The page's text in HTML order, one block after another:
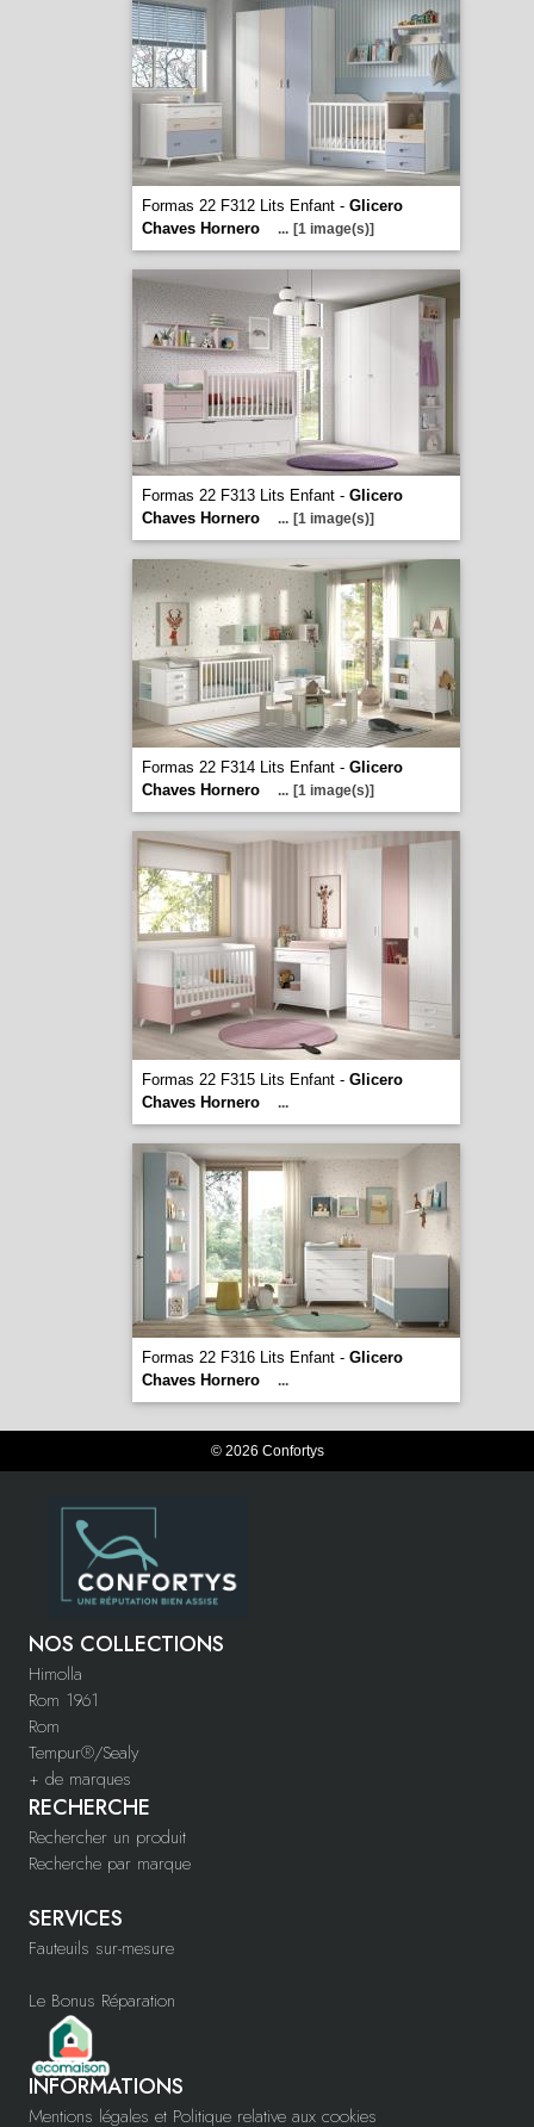
Formas 22 F312 Lits Enfant - Glicero
Chaves Hornero
... [1 image(s)]
Formas 22 F313 Lits Enfant - Glicero
Chaves Hornero
... [1 image(s)]
Formas 22 F314 Lits Enfant - Glicero
Chaves Hornero
... [1 image(s)]
Formas 22 F315 Lits Enfant - Glicero
Chaves Hornero
...
Formas 22 F316 Lits Enfant - Glicero
Chaves Hornero
...
© 2026 Confortys
NOS COLLECTIONS
Himolla
Rom 1961
Rom
Tempur®/Sealy
+ de marques
RECHERCHE
Rechercher un produit
Recherche par marque
SERVICES
Fauteuils sur-mesure
Le Bonus Réparation
INFORMATIONS
Mentions légales et Politique relative aux cookies